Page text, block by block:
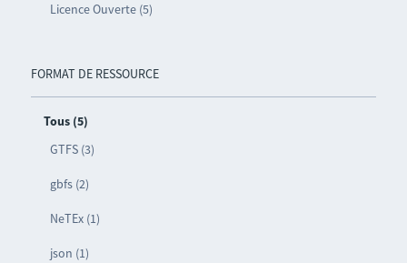
Licence Ouverte (5)
FORMAT DE RESSOURCE
Tous (5)
GTFS (3)
gbfs (2)
NeTEx (1)
json (1)